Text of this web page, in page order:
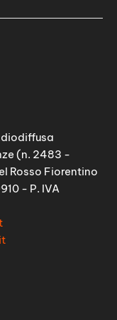
(n. 2483 -
Rosso Fiorentino
- P. IVA